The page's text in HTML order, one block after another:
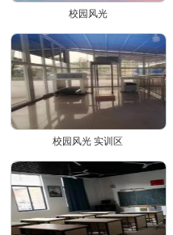
校园风光
校园风光 实训区